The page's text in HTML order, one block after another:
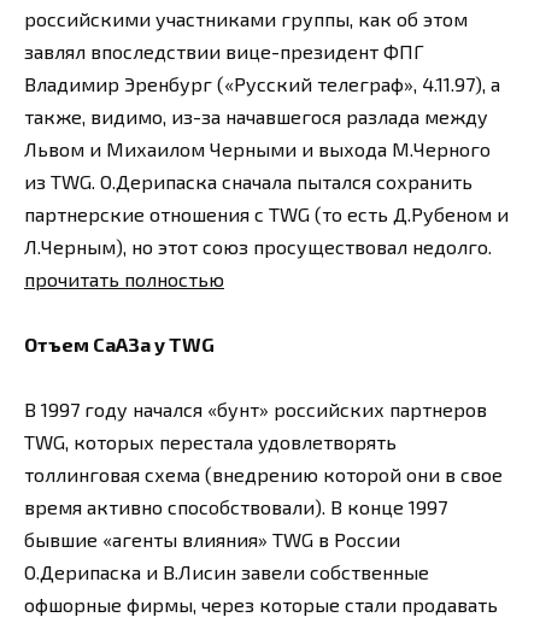
российскими участниками группы, как об этом
завлял впоследствии вице-президент ФПГ
Владимир Эренбург («Русский телеграф», 4.11.97), а
также, видимо, из-за начавшегося разлада между
Львом и Михаилом Черными и выхода М.Черного
из TWG. О.Дерипаска сначала пытался сохранить
партнерские отношения с TWG (то есть Д.Рубеном и
Л.Черным), но этот союз просуществовал недолго.
прочитать полностью
Отъем СаАЗа у TWG
В 1997 году начался «бунт» российских партнеров
TWG, которых перестала удовлетворять
толлинговая схема (внедрению которой они в свое
время активно способствовали). В конце 1997
бывшие «агенты влияния» TWG в России
О.Дерипаска и В.Лисин завели собственные
офшорные фирмы, через которые стали продавать